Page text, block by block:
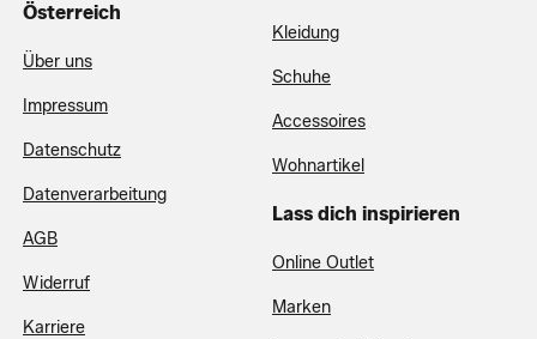
Österreich
Über uns
Impressum
Datenschutz
Datenverarbeitung
AGB
Widerruf
Karriere
Kleidung
Schuhe
Accessoires
Wohnartikel
Lass dich inspirieren
Online Outlet
Marken